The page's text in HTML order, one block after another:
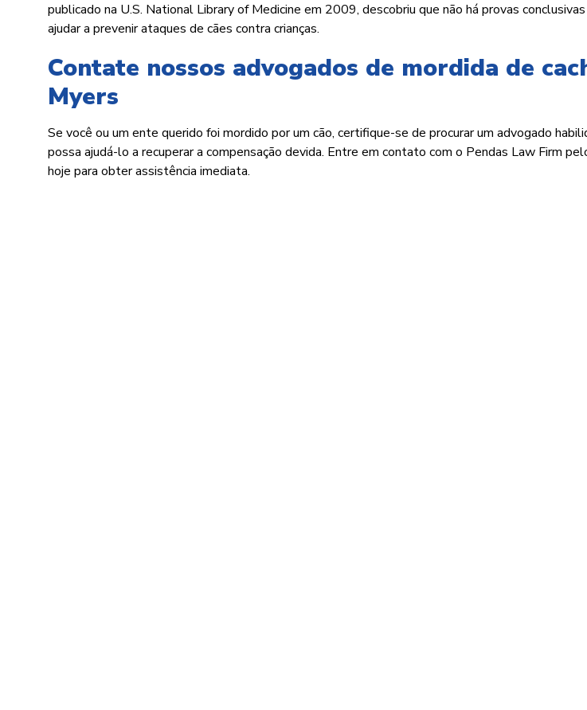
publicado na U.S. National Library of Medicine em 2009, descobriu que não há provas
ajudar a prevenir ataques de cães contra crianças.
Contate nossos advogados de mordida de
Myers
Se você ou um ente querido foi mordido por um cão, certifique-se de procurar um advogado
possa ajudá-lo a recuperar a compensação devida. Entre em contato com o Pendas Law Firm
hoje para obter assistência imediata.